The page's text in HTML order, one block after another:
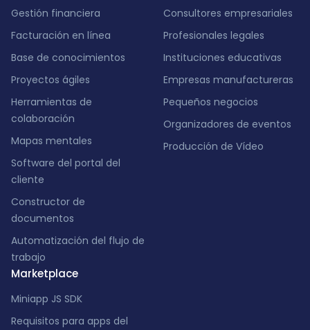
Gestión financiera
Facturación en línea
Base de conocimientos
Proyectos ágiles
Herramientas de
colaboración
Mapas mentales
Software del portal del
cliente
Constructor de
documentos
Automatización del flujo de
trabajo
Marketplace
Miniapp JS SDK
Requisitos para apps del
Consultores empresariales
Profesionales legales
Instituciones educativas
Empresas manufactureras
Pequeños negocios
Organizadores de eventos
Producción de Vídeo